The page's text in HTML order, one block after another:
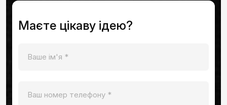
Маєте цікаву ідею?